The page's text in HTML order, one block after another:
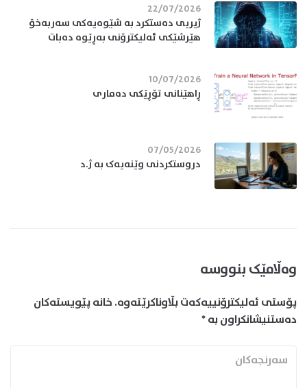
22/07/2026
ژیریی دەستکرد بە شێوەیەکی سەربەخۆ
هێرشێکی ئەلیکترۆنی بەڕێوە دەبات
10/07/2026
ڕاهێنانی تۆڕێکی دەماری
07/05/2026
دروستکردنی وێنەیەک بە ژ.د
وەڵامێک بنووسە
پۆستی ئەلیکترۆنییەکەت بڵاوناکرێتەوە.خانە پێویستەکان
دەستنیشانکراون بە*